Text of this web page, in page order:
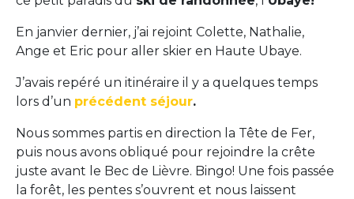
En janvier dernier, j’ai rejoint Colette, Nathalie,
Ange et Eric pour aller skier en Haute Ubaye.
J’avais repéré un itinéraire il y a quelques temps
lors d’un précédent séjour.
Nous sommes partis en direction la Tête de Fer,
puis nous avons obliqué pour rejoindre la crête
juste avant le Bec de Lièvre. Bingo! Une fois passée
la forêt, les pentes s’ouvrent et nous laissent